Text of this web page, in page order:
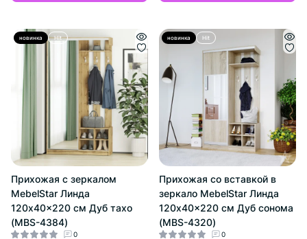
новинка Hit
Прихожая с зеркалом
MebelStar Линда
120x40x220 см Дуб тахо
(MBS-4384)
0
новинка Hit
Прихожая со вставкой в
зеркало MebelStar Линда
120x40x220 см Дуб сонома
(MBS-4320)
0